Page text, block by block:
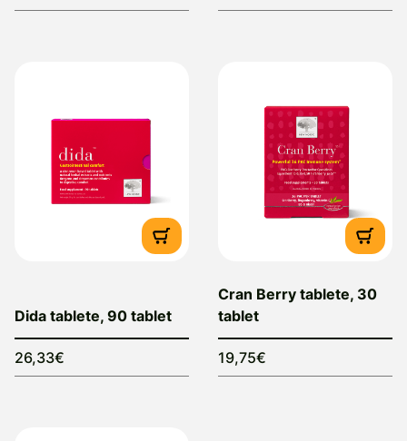
Dida tablete, 90 tablet
26,33€
Cran Berry tablete, 30
tablet
19,75€